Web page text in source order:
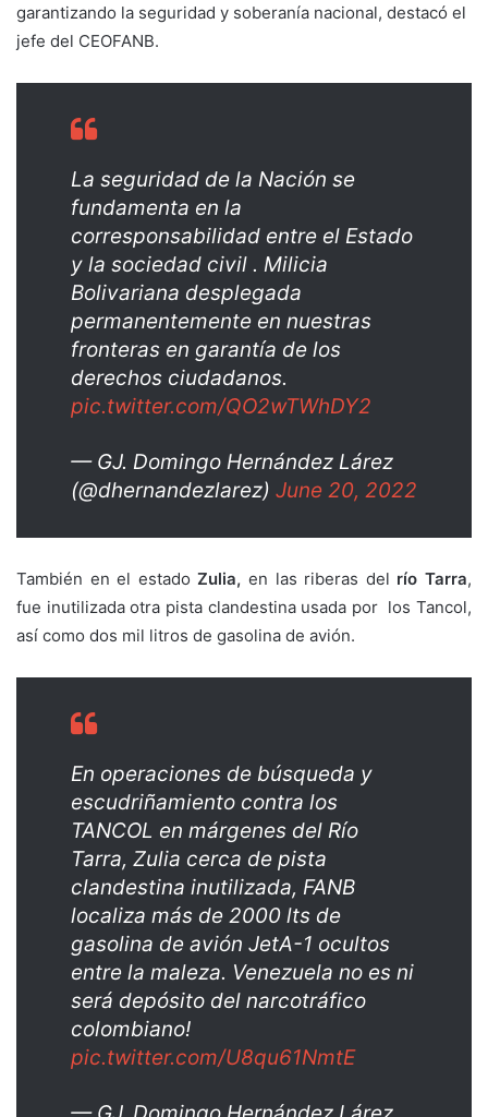
garantizando la seguridad y soberanía nacional, destacó el
jefe del CEOFANB.
La seguridad de la Nación se
fundamenta en la
corresponsabilidad entre el Estado
y la sociedad civil . Milicia
Bolivariana desplegada
permanentemente en nuestras
fronteras en garantía de los
derechos ciudadanos.
pic.twitter.com/QO2wTWhDY2
— GJ. Domingo Hernández Lárez
(@dhernandezlarez) June 20, 2022
También en el estado Zulia, en las riberas del río Tarra,
fue inutilizada otra pista clandestina usada por los Tancol,
así como dos mil litros de gasolina de avión.
En operaciones de búsqueda y
escudriñamiento contra los
TANCOL en márgenes del Río
Tarra, Zulia cerca de pista
clandestina inutilizada, FANB
localiza más de 2000 lts de
gasolina de avión JetA-1 ocultos
entre la maleza. Venezuela no es ni
será depósito del narcotráfico
colombiano!
pic.twitter.com/U8qu61NmtE